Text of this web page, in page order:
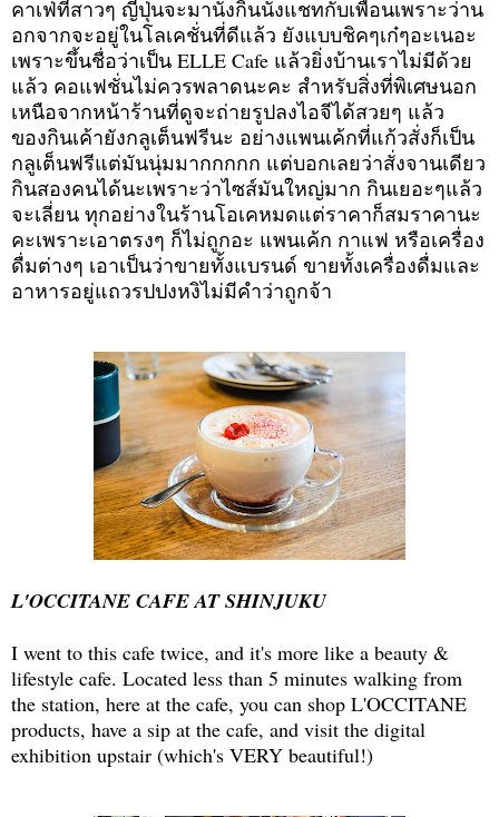
คาเฟ่ที่สาวๆ ญี่ปุ่นจะมานั่งกินนั่งแชทกับเพื่อนเพราะว่าน
อกจากจะอยู่ในโลเคชั่นที่ดีแล้ว ยังแบบชิคๆเก๋ๆอะเนอะ
เพราะขึ้นชื่อว่าเป็น ELLE Cafe แล้วยิ่งบ้านเราไม่มีด้วย
แล้ว คอแฟชั่นไม่ควรพลาดนะคะ สำหรับสิ่งที่พิเศษนอก
เหนือจากหน้าร้านที่ดูจะถ่ายรูปลงไอจีได้สวยๆ แล้ว
ของกินเค้ายังกลูเต็นฟรีนะ อย่างแพนเค้กที่แก้วสั่งก็เป็น
กลูเต็นฟรีแต่มันนุ่มมากกกกก แต่บอกเลยว่าสั่งจานเดียว
กินสองคนได้นะเพราะว่าไซส์มันใหญ่มาก กินเยอะๆแล้ว
จะเลี่ยน ทุกอย่างในร้านโอเคหมดแต่ราคาก็สมราคานะ
คะเพราะเอาตรงๆ ก็ไม่ถูกอะ แพนเค้ก กาแฟ หรือเครื่อง
ดื่มต่างๆ เอาเป็นว่าขายทั้งแบรนด์ ขายทั้งเครื่องดื่มและ
อาหารอยู่แถวรปปงหงิไม่มีคำว่าถูกจ้า
L'OCCITANE CAFE AT SHINJUKU
I went to this cafe twice, and it's more like a beauty &
lifestyle cafe. Located less than 5 minutes walking from
the station, here at the cafe, you can shop L'OCCITANE
products, have a sip at the cafe, and visit the digital
exhibition upstair (which's VERY beautiful!)